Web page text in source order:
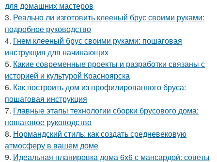
для домашних мастеров
3. Реально ли изготовить клееный брус своими руками:
подробное руководство
4. Гнем клееный брус своими руками: пошаговая
инструкция для начинающих
5. Какие современные проекты и разработки связаны с
историей и культурой Красноярска
6. Как построить дом из профилированного бруса:
пошаговая инструкция
7. Главные этапы технологии сборки брусового дома:
пошаговое руководство
8. Нормандский стиль: как создать средневековую
атмосферу в вашем доме
9. Идеальная планировка дома 6х6 с мансардой: советы